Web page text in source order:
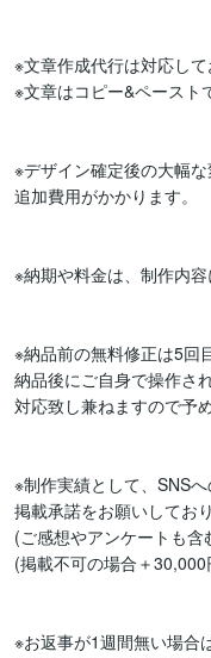
※文章作成代行は対応して
※文章はコピー&ペースト
※デザイン確定後の大幅な
追加費用がかかります。
※納期や料金は、制作内容
※納品前の無料修正は5回
納品後にご自身で操作さ
対応致し兼ねますので予
※制作実績として、SNS
掲載承諾をお願いしており
(ご感想やアンケートも含
(掲載不可の場合＋30,000
※お返事が1週間無い場合